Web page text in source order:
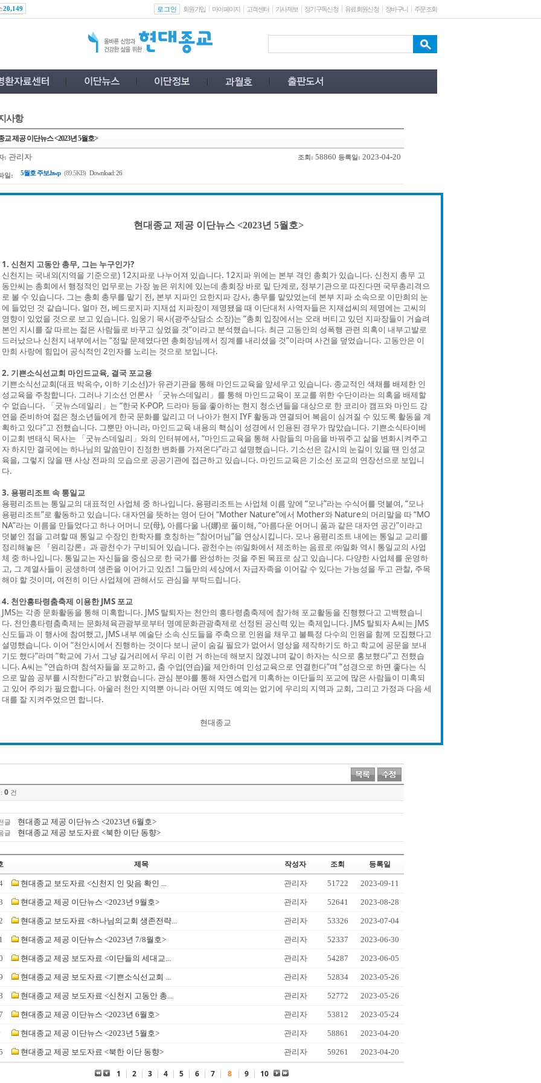
20,149 로그인 회원가입 마이페이지 고객센터 기사제보 정기구독신청 유료회원신청 장바구니 주문조회
사항
교 제공 이단뉴스 <2023년 5월호>
: 관리자 조회: 58860 등록일: 2023-04-20
일: 5월호 주보.hwp (89.5KB) Download: 26
현대종교 제공 이단뉴스 <2023년 5월호>
1. 신천지 고동안 총무, 그는 누구인가?
신천지는 국내외(지역을 기준으로) 12지파로 나누어져 있습니다. 12지파 위에는 본부 격인 총회가 있습니다. 신천지 총무 고
동안씨는 총회에서 행정적인 업무로는 가장 높은 위치에 있는데 총회장 바로 밑 단계로, 정부기관으로 따진다면 국무총리격으
로 볼 수 있습니다. 그는 총회 총무를 맡기 전, 본부 지파인 요한지파 강사, 총무를 맡았었는데 본부 지파 소속으로 이만희의 눈
에 들었던 것 같습니다. 얼마 전, 베드로지파 지재섭 지파장이 제명됐을 때 이단대처 사역자들은 지재섭씨의 제명에는 고씨의
영향이 있었을 것으로 보고 있습니다. 임웅기 목사(광주상담소 소장)는 “총회 입장에서는 오래 버티고 있던 지파장들이 거슬려
본인 지시를 잘 따르는 젊은 사람들로 바꾸고 싶었을 것”이라고 분석했습니다. 최근 고동안의 성폭행 관련 의혹이 내부고발로
드러났으나 신천지 내부에서는 “정말 문제였다면 총회장님께서 징계를 내리셨을 것”이라며 사건을 덮었습니다. 고동안은 이
만희 사랑에 힘입어 공식적인 2인자를 노리는 것으로 보입니다.
2. 기쁜소식선교회 마인드교육, 결국 포교용
기쁜소식선교회(대표 박옥수, 이하 기소선)가 유관기관을 통해 마인드교육을 앞세우고 있습니다. 종교적인 색채를 배제한 인
성교육을 주창합니다. 그러나 기소선 언론사 「굿뉴스데일리」를 통해 마인드교육이 포교를 위한 수단이라는 의혹을 배제할
수 없습니다. 「굿뉴스데일리」는 “한국 K-POP, 드라마 등을 좋아하는 현지 청소년들을 대상으로 한 코리아 캠프와 마인드 강
연을 준비하여 젊은 청소년들에게 한국 문화를 알리고 더 나아가 현지 IYF 활동과 연결되어 복음이 심겨질 수 있도록 활동을 계
획하고 있다”고 전했습니다. 그뿐만 아니라, 마인드교육 내용의 핵심이 성경에서 인용된 경우가 많았습니다. 기쁜소식타이베
이교회 변태식 목사는 「굿뉴스데일리」와의 인터뷰에서, “마인드교육을 통해 사람들의 마음을 바꿔주고 삶을 변화시켜주고
자 하지만 결국에는 하나님의 말씀만이 진정한 변화를 가져온다”라고 설명했습니다. 기소선은 감시의 눈길이 있을 땐 인성교
육을, 그렇지 않을 땐 사상 전파의 모습으로 공공기관에 접근하고 있습니다. 마인드교육은 기소선 포교의 연장선으로 보입니
다.
3. 용평리조트 속 통일교
용평리조트는 통일교의 대표적인 사업체 중 하나입니다. 용평리조트는 사업체 이름 앞에 “모나”라는 수식어를 덧붙여, “모나
용평리조트”로 활동하고 있습니다. 대자연을 뜻하는 영어 단어 “Mother Nature”에서 Mother와 Nature의 머리말을 따 “MO
NA”라는 이름을 만들었다고 하나 어머니 모(母), 아름다울 나(娜)로 풀이해, “아름다운 어머니 품과 같은 대자연 공간”이라고
덧붙인 점을 고려할 때 통일교 수장인 한학자를 호칭하는 “참어머님”을 연상시킵니다. 모나 용평리조트 내에는 통일교 교리를
정리해놓은 『원리강론』과 광천수가 구비되어 있습니다. 광천수는 ㈜일화에서 제조하는 음료로 ㈜일화 역시 통일교의 사업
체 중 하나입니다. 통일교는 자신들을 중심으로 한 국가를 완성하는 것을 주된 목표로 삼고 있습니다. 다양한 사업체를 운영하
고, 그 계열사들이 공생하며 생존을 이어가고 있죠! 그들만의 세상에서 자급자족을 이어갈 수 있다는 가능성을 두고 관찰, 주목
해야 할 것이며, 여전히 이단 사업체에 관해서도 관심을 부탁드립니다.
4. 천안흥타령춤축제 이용한 JMS 포교
JMS는 각종 문화활동을 통해 미혹합니다. JMS 탈퇴자는 천안의 흥타령춤축제에 참가해 포교활동을 진행했다고 고백했습니
다. 천안흥타령춤축제는 문화체육관광부로부터 명예문화관광축제로 선정된 공신력 있는 축제입니다. JMS 탈퇴자 A씨는 JMS
신도들과 이 행사에 참여했고, JMS 내부 예술단 소속 신도들을 주축으로 인원을 채우고 불특정 다수의 인원을 함께 모집했다고
설명했습니다. 이어 “천안시에서 진행하는 것이다 보니 굳이 숨길 필요가 없어서 영상을 제작하기도 하고 학교에 공문을 보내
기도 했다”라며 “학교에 가서 그냥 길거리에서 우리 이런 거 하는데 해보지 않겠냐며 같이 하자는 식으로 홍보했다”고 전했습
니다. A씨는 “연습하며 참석자들을 포교하고, 춤 수업(연습)을 제안하며 인성교육으로 연결한다”며 “성경으로 하면 좋다는 식
으로 말씀 공부를 시작한다”라고 밝혔습니다. 관심 분야를 통해 자연스럽게 미혹하는 이단들의 포교에 많은 사람들이 미혹되
고 있어 주의가 필요합니다. 아울러 천안 지역뿐 아니라 어떤 지역도 예외는 없기에 우리의 지역과 교회, 그리고 가정과 다음 세
대를 잘 지켜주었으면 합니다.
현대종교
0 건
글 현대종교 제공 이단뉴스 <2023년 6월호>
글 현대종교 제공 보도자료 <북한 이단 동향>
제목 작성자 조회 등록일
현대종교 보도자료 <신천지 인 맞음 확인 ... 관리자 51722 2023-09-11
현대종교 제공 이단뉴스 <2023년 9월호> 관리자 52641 2023-08-28
현대종교 보도자료 <하나님의교회 생존전략... 관리자 53326 2023-07-04
현대종교 제공 이단뉴스 <2023년 7/8월호> 관리자 52337 2023-06-30
현대종교 제공 보도자료 <이단들의 세대교... 관리자 54287 2023-06-05
현대종교 제공 보도자료 <기쁜소식선교회 ... 관리자 52834 2023-05-26
현대종교 제공 보도자료 <신천지 고동안 총... 관리자 52772 2023-05-26
현대종교 제공 이단뉴스 <2023년 6월호> 관리자 53812 2023-05-24
현대종교 제공 이단뉴스 <2023년 5월호> 관리자 58861 2023-04-20
현대종교 제공 보도자료 <북한 이단 동향> 관리자 59261 2023-04-20
1 | 2 | 3 | 4 | 5 | 6 | 7 | 8 | 9 | 10